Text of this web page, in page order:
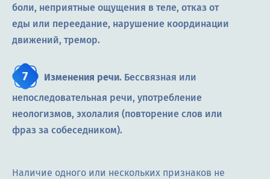
боли, неприятные ощущения в теле, отказ от
еды или переедание, нарушение координации
движений, тремор.
Изменения речи. Бессвязная или
непоследовательная речи, употребление
неологизмов, эхолалия (повторение слов или
фраз за собеседником).
Наличие одного или нескольких признаков не